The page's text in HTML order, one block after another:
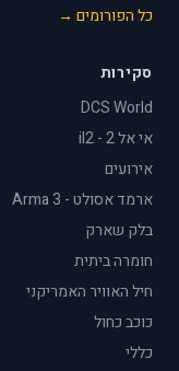
כל הפורומים →
סקירות
DCS World
אי אל 2 - il2
אירועים
ארמד אסולט - Arma 3
בלק שארק
חומרה ביתית
חיל האוויר האמריקני
כוכב כחול
כללי